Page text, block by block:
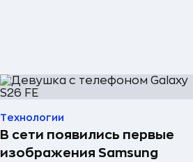
Технологии
В сети появились первые
изображения Samsung